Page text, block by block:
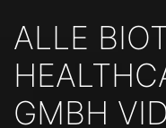
ALLE
GMBH